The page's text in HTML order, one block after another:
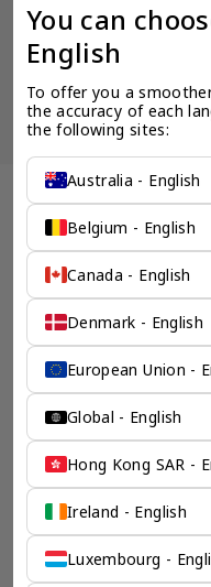
为了确保奕资环球 ™（中国
品公开展示，以避免混淆和
让客
西班牙 其它服务 企业服务 - 奕
创意性的
不可能的
奕资环球在全球业务发展
步成功。我们的动态手法
方案。通过创造性和专业
解决复杂问题，提供最新
业目标。
检索产品
You can
English
To offer you a
the accuracy of each
the following sites:
Australia - English
Belgium - English
Canada - English
Denmark - English
European Union -
Global - English
Hong Kong SAR -
Ireland - English
Luxembourg -